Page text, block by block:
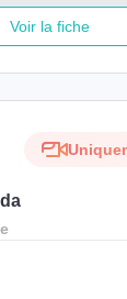
Voir la fiche